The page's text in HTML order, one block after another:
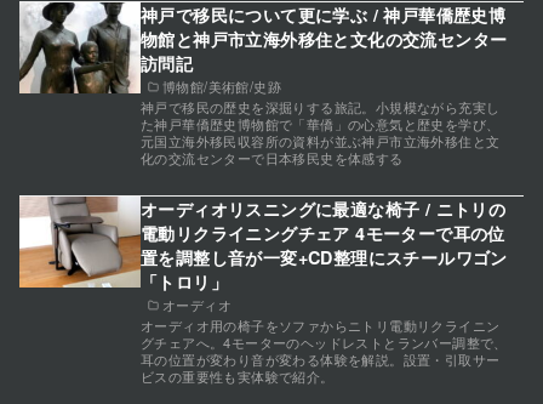
博物館/美術館/史跡
神戸で移民について更に学ぶ / 神戸華僑歴史博
物館と神戸市立海外移住と文化の交流センター
訪問記
神戸で移民の歴史を深掘りする旅記。小規模ながら充実し
た神戸華僑歴史博物館で「華僑」の心意気と歴史を学び、
元国立海外移民収容所の資料が並ぶ神戸市立海外移住と文
化の交流センターで日本移民史を体感する
オーディオ
オーディオリスニングに最適な椅子 / ニトリの
電動リクライニングチェア 4モーターで耳の位
置を調整し音が一変+CD整理にスチールワゴン
「トロリ」
オーディオ用の椅子をソファからニトリ電動リクライニン
グチェアへ。4モーターのヘッドレストとランバー調整で、
耳の位置が変わり音が変わる体験を解説。設置・引取サー
ビスの重要性も実体験で紹介。